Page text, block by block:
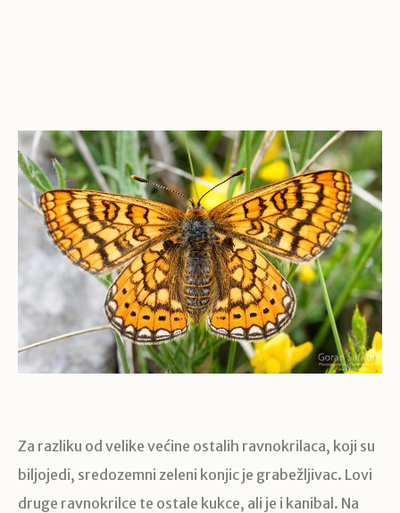
Za razliku od velike većine ostalih ravnokrilaca, koji su
biljojedi, sredozemni zeleni konjic je grabežljivac. Lovi
druge ravnokrilce te ostale kukce, ali je i kanibal. Na